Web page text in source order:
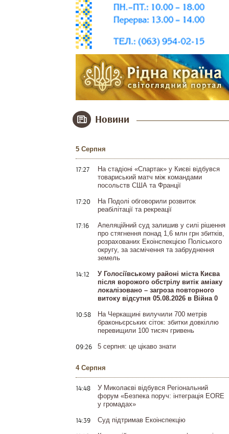
Новини
5 Серпня
17:27
На стадіоні «Спартак» у Києві відбувся
товариський матч між командами
посольств США та Франції
17:20
На Подолі обговорили розвиток
реабілітації та рекреації
17:16
Апеляційний суд залишив у силі рішення
про стягнення понад 1,6 млн грн збитків,
розрахованих Екоінспекцією Поліського
округу, за засмічення та забруднення
земель
14:12
У Голосіївському районі міста Києва
після ворожого обстрілу витік аміаку
локалізовано – загроза повторного
витоку відсутня 05.08.2026 в Війна 0
10:58
На Черкащині вилучили 700 метрів
браконьєрських сіток: збитки довкіллю
перевищили 100 тисяч гривень
09:26 5 серпня: це цікаво знати
4 Серпня
14:48
У Миколаєві відбувся Регіональний
форум «Безпека поруч: інтеграція EORE
у громадах»
14:39 Суд підтримав Екоінспекцію